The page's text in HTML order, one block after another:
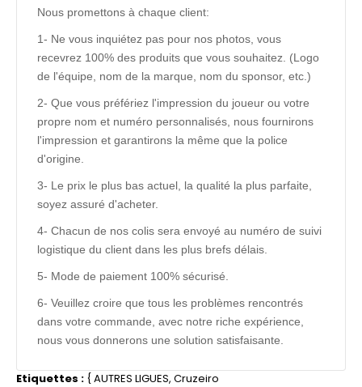
Nous promettons à chaque client:
1- Ne vous inquiétez pas pour nos photos, vous
recevrez 100% des produits que vous souhaitez. (Logo
de l'équipe, nom de la marque, nom du sponsor, etc.)
2- Que vous préfériez l'impression du joueur ou votre
propre nom et numéro personnalisés, nous fournirons
l'impression et garantirons la même que la police
d'origine.
3- Le prix le plus bas actuel, la qualité la plus parfaite,
soyez assuré d'acheter.
4- Chacun de nos colis sera envoyé au numéro de suivi
logistique du client dans les plus brefs délais.
5- Mode de paiement 100% sécurisé.
6- Veuillez croire que tous les problèmes rencontrés
dans votre commande, avec notre riche expérience,
nous vous donnerons une solution satisfaisante.
Etiquettes : {AUTRES LIGUES, Cruzeiro